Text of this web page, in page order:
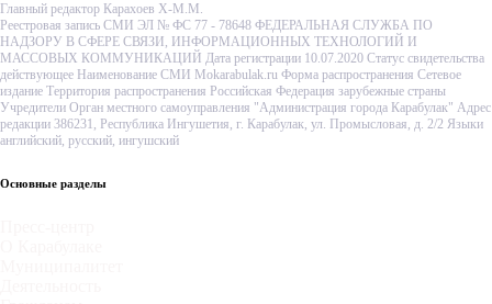
Главный редактор Карахоев Х-М.М.
Реестровая запись СМИ ЭЛ № ФС 77 - 78648 ФЕДЕРАЛЬНАЯ СЛУЖБА ПО
НАДЗОРУ В СФЕРЕ СВЯЗИ, ИНФОРМАЦИОННЫХ ТЕХНОЛОГИЙ И
МАССОВЫХ КОММУНИКАЦИЙ Дата регистрации 10.07.2020 Статус свидетельства
действующее Наименование СМИ Mokarabulak.ru Форма распространения Сетевое
издание Территория распространения Российская Федерация зарубежные страны
Учредители Орган местного самоуправления "Администрация города Карабулак" Адрес
редакции 386231, Республика Ингушетия, г. Карабулак, ул. Промысловая, д. 2/2 Языки
английский, русский, ингушский
Основные разделы